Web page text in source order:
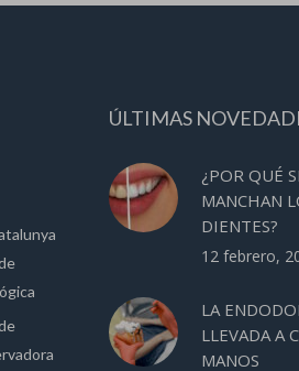
ÚLTIMAS
¿POR QUÉ
MANCHAN
DIENTES?
12 febrero,
LA
LLEVADA A
MANOS